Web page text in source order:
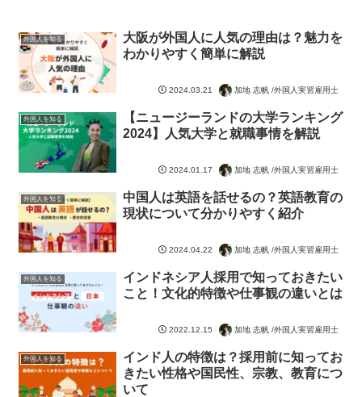
外国人を知る
大阪が外国人に人気の理由は？魅力を
わかりやすく簡単に解説
2024.03.21 加地 志帆 /外国人実習雇用士
外国人を知る
【ニュージーランドの大学ランキング
2024】人気大学と就職事情を解説
2024.01.17 加地 志帆 /外国人実習雇用士
外国人を知る
中国人は英語を話せるの？英語教育の
現状について分かりやすく紹介
2024.04.22 加地 志帆 /外国人実習雇用士
外国人を知る
インドネシア人採用で知っておきたい
こと！文化的特徴や仕事観の違いとは
2022.12.15 加地 志帆 /外国人実習雇用士
外国人を知る
インド人の特徴は？採用前に知ってお
きたい性格や国民性、宗教、教育につ
いて